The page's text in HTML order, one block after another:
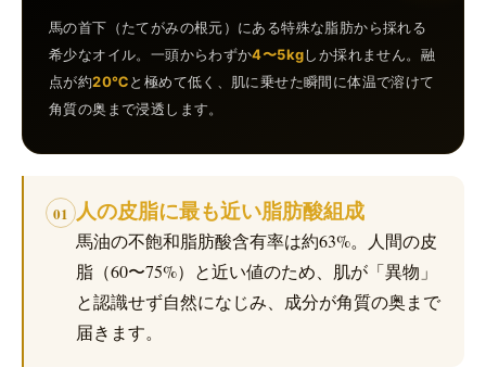
馬の首下（たてがみの根元）にある特殊な脂肪から採れる
希少なオイル。一頭からわずか4〜5kgしか採れません。融
点が約20℃と極めて低く、肌に乗せた瞬間に体温で溶けて
角質の奥まで浸透します。
01 人の皮脂に最も近い脂肪酸組成
馬油の不飽和脂肪酸含有率は約63%。人間の皮
脂（60〜75%）と近い値のため、肌が「異物」
と認識せず自然になじみ、成分が角質の奥まで
届きます。